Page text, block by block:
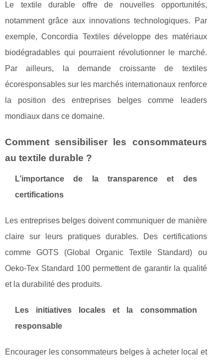
Le textile durable offre de nouvelles opportunités,
notamment grâce aux innovations technologiques. Par
exemple, Concordia Textiles développe des matériaux
biodégradables qui pourraient révolutionner le marché.
Par ailleurs, la demande croissante de textiles
écoresponsables sur les marchés internationaux renforce
la position des entreprises belges comme leaders
mondiaux dans ce domaine.
Comment sensibiliser les consommateurs
au textile durable ?
L’importance de la transparence et des
certifications
Les entreprises belges doivent communiquer de manière
claire sur leurs pratiques durables. Des certifications
comme GOTS (Global Organic Textile Standard) ou
Oeko-Tex Standard 100 permettent de garantir la qualité
et la durabilité des produits.
Les initiatives locales et la consommation
responsable
Encourager les consommateurs belges à acheter local et